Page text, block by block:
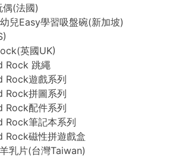
(法國)
兒Easy學習吸盤碗(新加坡)
英國UK)
Rock 跳繩
Rock遊戲系列
Rock拼圖系列
Rock配件系列
Rock筆記本系列
Rock磁性拼遊戲盒
乳片(台灣Taiwan)